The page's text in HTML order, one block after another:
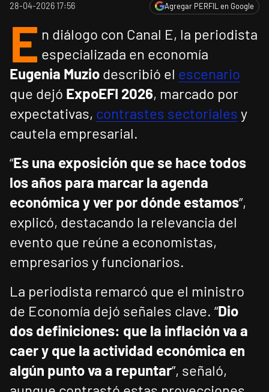
28-04-2026 17:56 Agregar PERFIL en Google
E n diálogo con Canal E, la periodista
especializada en economía
Eugenia Muzio describió el escenario
que dejó ExpoEFI 2026, marcado por
expectativas, contrastes sectoriales y
cautela empresarial.
“Es una exposición que se hace todos
los años para marcar la agenda
económica y ver por dónde estamos”,
explicó, destacando la relevancia del
evento que reúne a economistas,
empresarios y funcionarios.
La periodista remarcó que el ministro
de Economía dejó señales clave. “Dio
dos definiciones: que la inflación va a
caer y que la actividad económica en
algún punto va a repuntar”, señaló,